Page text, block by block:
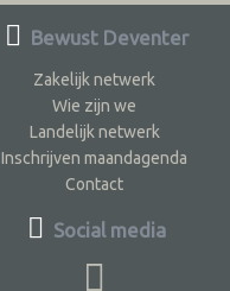
Bewust Deventer
Zakelijk netwerk
Wie zijn we
Landelijk netwerk
Inschrijven maandagenda
Contact
Social media